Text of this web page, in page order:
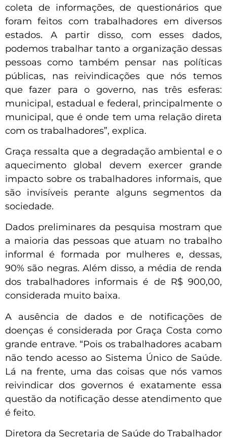
coleta de informações, de questionários que
foram feitos com trabalhadores em diversos
estados. A partir disso, com esses dados,
podemos trabalhar tanto a organização dessas
pessoas como também pensar nas políticas
públicas, nas reivindicações que nós temos
que fazer para o governo, nas três esferas:
municipal, estadual e federal, principalmente o
municipal, que é onde tem uma relação direta
com os trabalhadores”, explica.
Graça ressalta que a degradação ambiental e o
aquecimento global devem exercer grande
impacto sobre os trabalhadores informais, que
são invisíveis perante alguns segmentos da
sociedade.
Dados preliminares da pesquisa mostram que
a maioria das pessoas que atuam no trabalho
informal é formada por mulheres e, dessas,
90% são negras. Além disso, a média de renda
dos trabalhadores informais é de R$ 900,00,
considerada muito baixa.
A ausência de dados e de notificações de
doenças é considerada por Graça Costa como
grande entrave. “Pois os trabalhadores acabam
não tendo acesso ao Sistema Único de Saúde.
Lá na frente, uma das coisas que nós vamos
reivindicar dos governos é exatamente essa
questão da notificação desse atendimento que
é feito.
Diretora da Secretaria de Saúde do Trabalhador